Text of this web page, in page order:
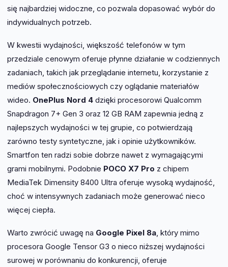
się najbardziej widoczne, co pozwala dopasować wybór do
indywidualnych potrzeb.
W kwestii wydajności, większość telefonów w tym
przedziale cenowym oferuje płynne działanie w codziennych
zadaniach, takich jak przeglądanie internetu, korzystanie z
mediów społecznościowych czy oglądanie materiałów
wideo. OnePlus Nord 4 dzięki procesorowi Qualcomm
Snapdragon 7+ Gen 3 oraz 12 GB RAM zapewnia jedną z
najlepszych wydajności w tej grupie, co potwierdzają
zarówno testy syntetyczne, jak i opinie użytkowników.
Smartfon ten radzi sobie dobrze nawet z wymagającymi
grami mobilnymi. Podobnie POCO X7 Pro z chipem
MediaTek Dimensity 8400 Ultra oferuje wysoką wydajność,
choć w intensywnych zadaniach może generować nieco
więcej ciepła.
Warto zwrócić uwagę na Google Pixel 8a, który mimo
procesora Google Tensor G3 o nieco niższej wydajności
surowej w porównaniu do konkurencji, oferuje